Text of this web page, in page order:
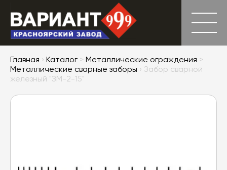
Главная › Каталог > Металлические ограждения >
Металлические сварные заборы › Забор сварной
железный "ЗМ-2-15"